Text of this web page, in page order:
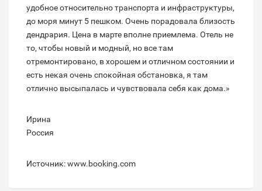
удобное относительно транспорта и инфраструктуры,
до моря минут 5 пешком. Очень порадовала близость
дендрария. Цена в марте вполне приемлема. Отель не
то, чтобы новый и модный, но все там
отремонтировано, в хорошем и отличном состоянии и
есть некая очень спокойная обстановка, я там
отлично высыпалась и чувствовала себя как дома.»
Ирина
Россия
Источник: www.booking.com